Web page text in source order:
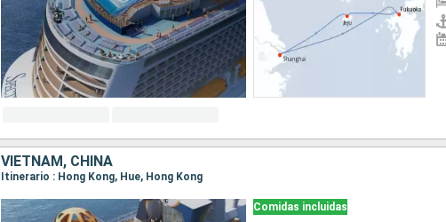
VIETNAM, CHINA
Itinerario : Hong Kong, Hue, Hong Kong
Comidas incluidas